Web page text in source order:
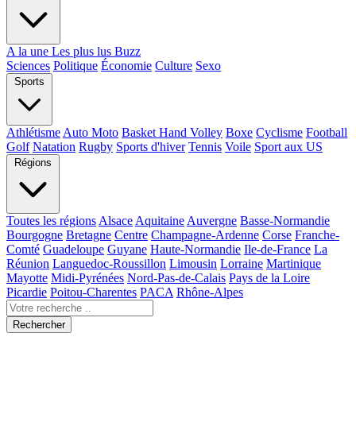
A la une Les plus lus Buzz
Sciences Politique Économie Culture Sexo
Sports
Athlétisme Auto Moto Basket Hand Volley Boxe Cyclisme Football
Golf Natation Rugby Sports d'hiver Tennis Voile Sport aux US
Régions
Toutes les régions Alsace Aquitaine Auvergne Basse-Normandie
Bourgogne Bretagne Centre Champagne-Ardenne Corse Franche-
Comté Guadeloupe Guyane Haute-Normandie Ile-de-France La
Réunion Languedoc-Roussillon Limousin Lorraine Martinique
Mayotte Midi-Pyrénées Nord-Pas-de-Calais Pays de la Loire
Picardie Poitou-Charentes PACA Rhône-Alpes
Rechercher